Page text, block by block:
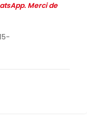
Merci de